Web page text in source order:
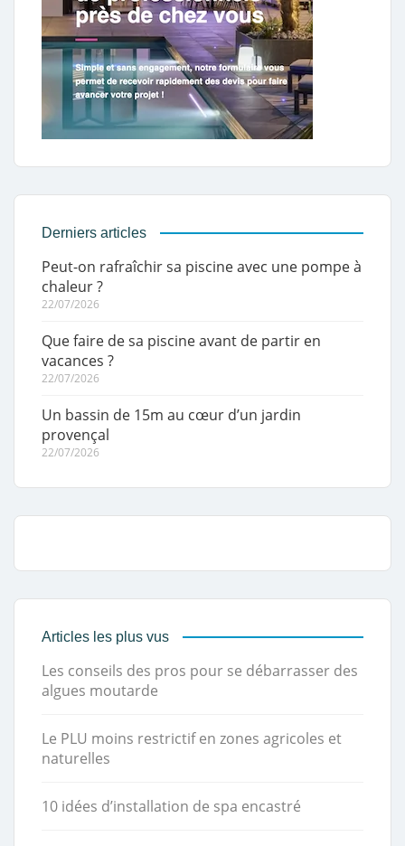
Derniers articles
Peut-on rafraîchir sa piscine avec une pompe à
chaleur ?
22/07/2026
Que faire de sa piscine avant de partir en
vacances ?
22/07/2026
Un bassin de 15m au cœur d’un jardin
provençal
22/07/2026
Articles les plus vus
Les conseils des pros pour se débarrasser des
algues moutarde
Le PLU moins restrictif en zones agricoles et
naturelles
10 idées d’installation de spa encastré